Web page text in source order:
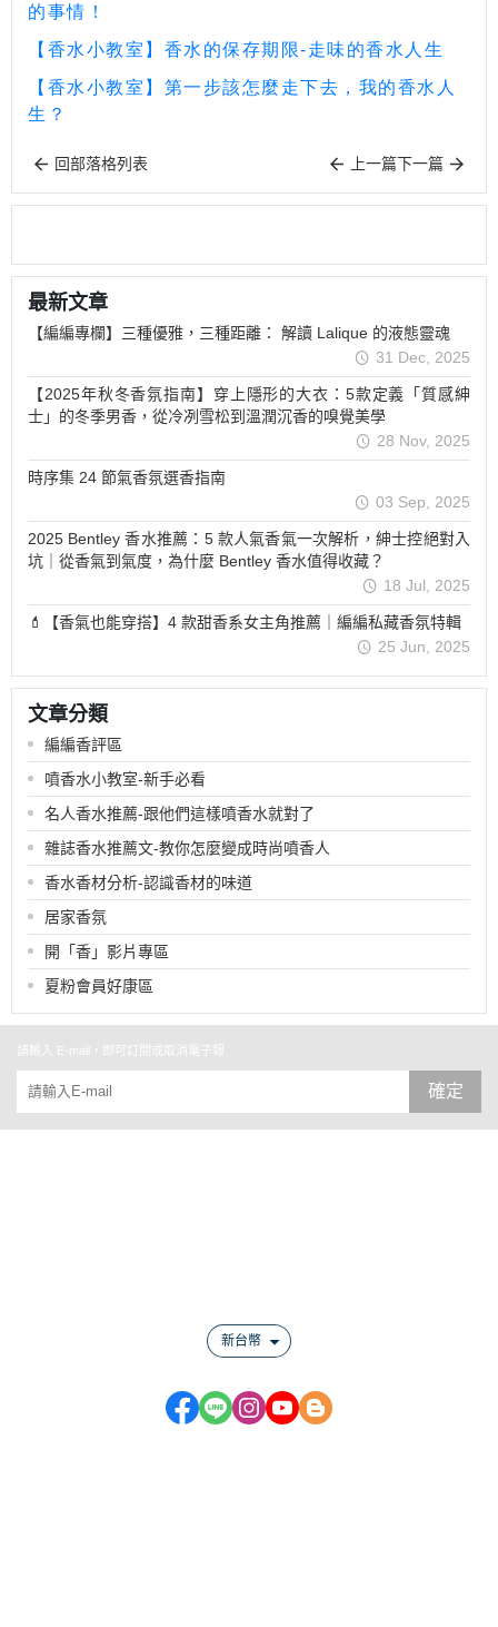
的事情！
【香水小教室】香水的保存期限-走味的香水人生
【香水小教室】第一步該怎麼走下去，我的香水人
生？
回部落格列表 上一篇下一篇
最新文章
【編編專欄】三種優雅，三種距離： 解讀 Lalique 的液態靈魂
31 Dec, 2025
【2025年秋冬香氛指南】穿上隱形的大衣：5款定義「質感紳
士」的冬季男香，從冷冽雪松到溫潤沉香的嗅覺美學
28 Nov, 2025
時序集 24 節氣香氛選香指南
03 Sep, 2025
2025 Bentley 香水推薦：5 款人氣香氣一次解析，紳士控絕對入
坑｜從香氣到氣度，為什麼 Bentley 香水值得收藏？
18 Jul, 2025
💄【香氣也能穿搭】4 款甜香系女主角推薦｜編編私藏香氛特輯
25 Jun, 2025
文章分類
編編香評區
噴香水小教室-新手必看
名人香水推薦-跟他們這樣噴香水就對了
雜誌香水推薦文-教你怎麼變成時尚噴香人
香水香材分析-認識香材的味道
居家香氛
開「香」影片專區
夏粉會員好康區
請輸入 E-mail，即可訂閱或取消電子報
確定
新台幣